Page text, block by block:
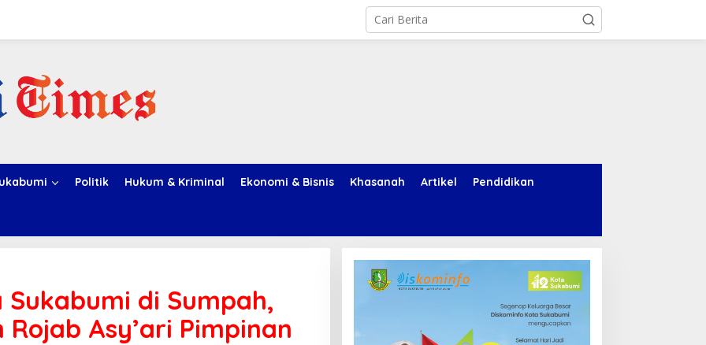
Politik Hukum & Kriminal Ekonomi & Bisnis Khasanah Artikel Pendidikan
Sukabumi di Sumpah,
Asy’ari Pimpinan